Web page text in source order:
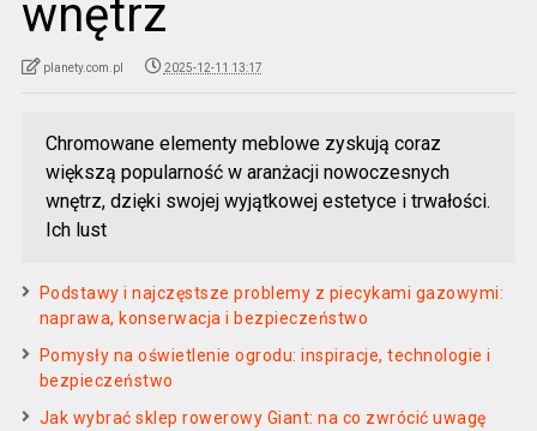
wnętrz
planety.com.pl 2025-12-11 13:17
Chromowane elementy meblowe zyskują coraz
większą popularność w aranżacji nowoczesnych
wnętrz, dzięki swojej wyjątkowej estetyce i trwałości.
Ich lust
Podstawy i najczęstsze problemy z piecykami gazowymi:
naprawa, konserwacja i bezpieczeństwo
Pomysły na oświetlenie ogrodu: inspiracje, technologie i
bezpieczeństwo
Jak wybrać sklep rowerowy Giant: na co zwrócić uwagę